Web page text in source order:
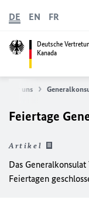
Deutsche
Kanada
DE EN FR
Über uns
Feiertage
Artikel
Das
Feiertagen